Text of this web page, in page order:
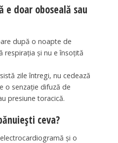
e doar oboseală sau
după o noapte de
respirația și nu e însoțită
zile întregi, nu cedează
o senzație difuză de
presiune toracică.
ceva?
și o